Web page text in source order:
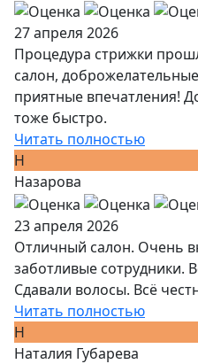
27 апреля 2026
Процедура стрижки
салон,
приятные впечатления!
тоже быстро.
Читать полностью
Н
Назарова
23 апреля 2026
Отличный салон. Очень
заботливые сотрудники.
Сдавали волосы. Всё
Читать полностью
Н
Наталия Губарева